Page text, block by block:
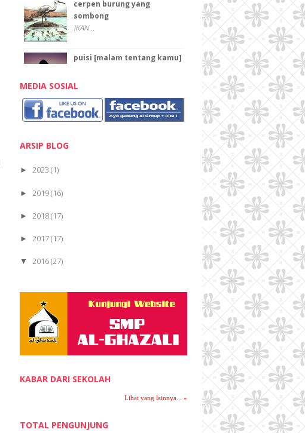
cerpen burung yang
sombong
IKAN...
puisi [malam tentang kamu]
PAHLAWAN
Pahlawan Karena pahlawan kita
MEDIA SOSIAL
ARSIP BLOG
► 2023 (1)
► 2019(16)
► 2018(17)
► 2017(17)
▼ 2016(27)
►October 2016(7)
▼September 2016
(4)
CERPEN
KABAR DARI SEKOLAH
Lihat yang lainnya... »
TOTAL PENGUNJUNG